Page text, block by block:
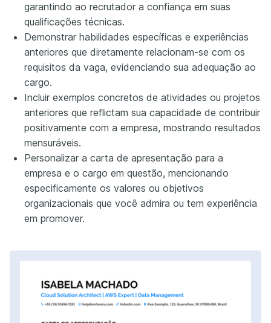
garantindo ao recrutador a confiança em suas
qualificações técnicas.
Demonstrar habilidades específicas e experiências
anteriores que diretamente relacionam-se com os
requisitos da vaga, evidenciando sua adequação ao
cargo.
Incluir exemplos concretos de atividades ou projetos
anteriores que reflictam sua capacidade de contribuir
positivamente com a empresa, mostrando resultados
mensuráveis.
Personalizar a carta de apresentação para a
empresa e o cargo em questão, mencionando
especificamente os valores ou objetivos
organizacionais que você admira ou tem experiência
em promover.